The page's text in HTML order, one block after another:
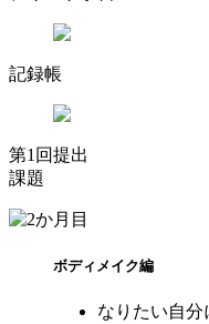
記録帳
第1回提出
課題
ボディメイク編
なりたい自分